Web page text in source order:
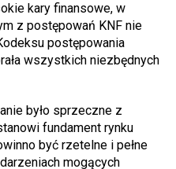
kary finansowe, w
z postępowań KNF nie
postępowania
wszystkich niezbędnych
było sprzeczne z
fundament rynku
być rzetelne i pełne
mogących